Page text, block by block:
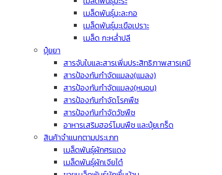
เมล็ดพันธุ์มะละกอ
เมล็ดพันธุ์มะเขือเปราะ
เมล็ด กะหล่ำปลี
ปุ๋ยยา
สารจับใบและสารเพิ่มประสิทธิภาพสารเคมี
สารป้องกันกำจัดแมลง(แมลง)
สารป้องกันกำจัดแมลง(หนอน)
สารป้องกันกำจัดโรคพืช
สารป้องกันกำจัดวัชพืช
อาหารเสริมฮอร์โมนพืช และปุ๋ยเกร็ด
สินค้าจำแนกตามประเภท
เมล็ดพันธุ์ผักศรแดง
เมล็ดพันธุ์ผักเจียไต๋